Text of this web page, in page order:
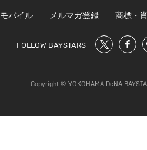
モバイル メルマガ登録 商標・
FOLLOW BAYSTARS
Copyright © YOKOHAMA DeNA